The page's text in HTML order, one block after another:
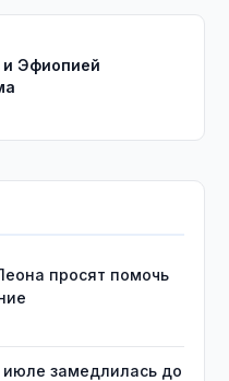
и Эфиопией
просят помочь
июле замедлилась до